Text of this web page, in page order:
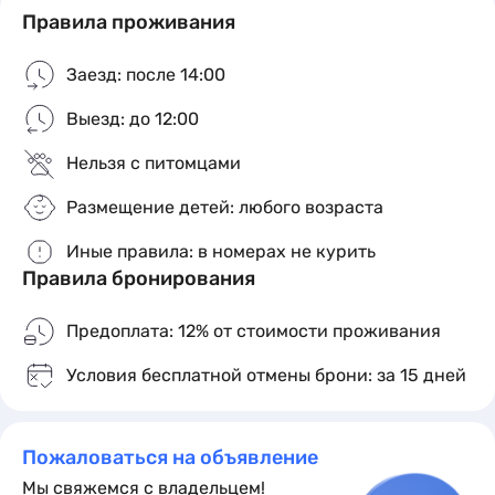
тротуарная дорожка.
По дороге расположены магазины, парк, пиццерия
Додопицца, музей, сувенирные лавки.
При необходимости можем встретить.
Правила проживания
Заезд: после 14:00
Выезд: до 12:00
Нельзя с питомцами
Размещение детей: любого возраста
Иные правила: в номерах не курить
Правила бронирования
Предоплата: 12% от стоимости проживания
Условия бесплатной отмены брони: за 15 дней
Пожаловаться на объявление
Мы свяжемся с владельцем!